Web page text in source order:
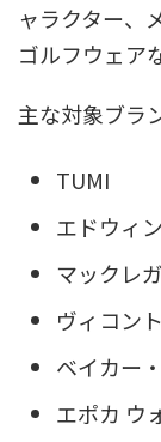
ャラクター、
ゴルフウェア
主な対象ブラ
TUMI
エドウィン
マックレ
ヴィコン
ベイカー
エポカ ウ